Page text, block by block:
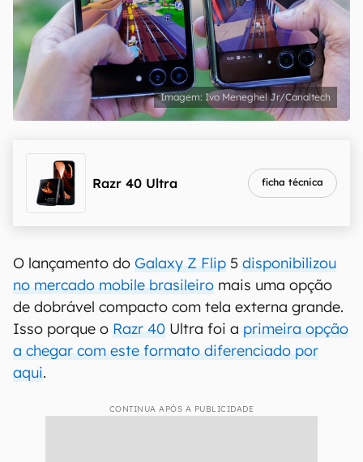
Ivo Meneghel Jr/Canaltech
Razr 40 Ultra ficha técnica
O lançamento do Galaxy Z Flip 5 disponibilizou
no mercado mobile brasileiro mais uma opção
de dobrável compacto com tela externa grande.
Isso porque o Razr 40 Ultra foi a primeira opção
a chegar com este formato diferenciado por
aqui.
CONTINUA APÓS A PUBLICIDADE